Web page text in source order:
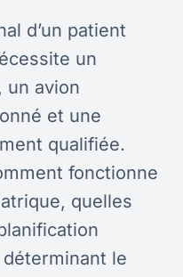
d’un patient
un
un avion
et une
qualifiée.
fonctionne
quelles
le